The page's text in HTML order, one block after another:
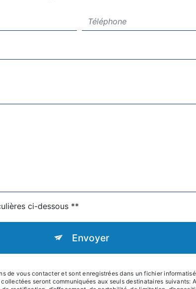
ci-dessous **
Envoyer
de vous contacter et sont enregistrées dans un fichier
seront communiquées aux seuls destinataires suivants: